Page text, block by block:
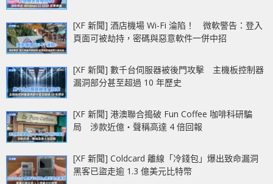
[XF 新聞] 酒店機場 Wi-Fi 淪陷！ 微軟警告：登入
頁面可被劫持，密碼與惡意軟件一併中招
[XF 新聞] 數千台伺服器被後門攻擊 主機板控制器
漏洞部分甚至超過 10 年歷史
[XF 新聞] 港澳聯合搗破 Fun Coffee 咖啡科研騙
局 涉款近億‧聲稱高達 4 倍回報
[XF 新聞] Coldcard 離線「冷錢包」爆出致命漏洞
黑客已盜走逾 1.3 億美元比特幣